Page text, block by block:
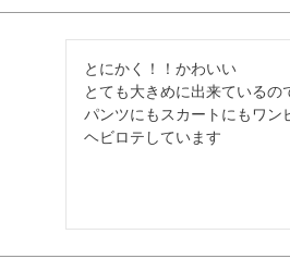
とにかく！！かわいい
とても大きめに出来ている
パンツにもスカートにもワン
ヘビロテしています